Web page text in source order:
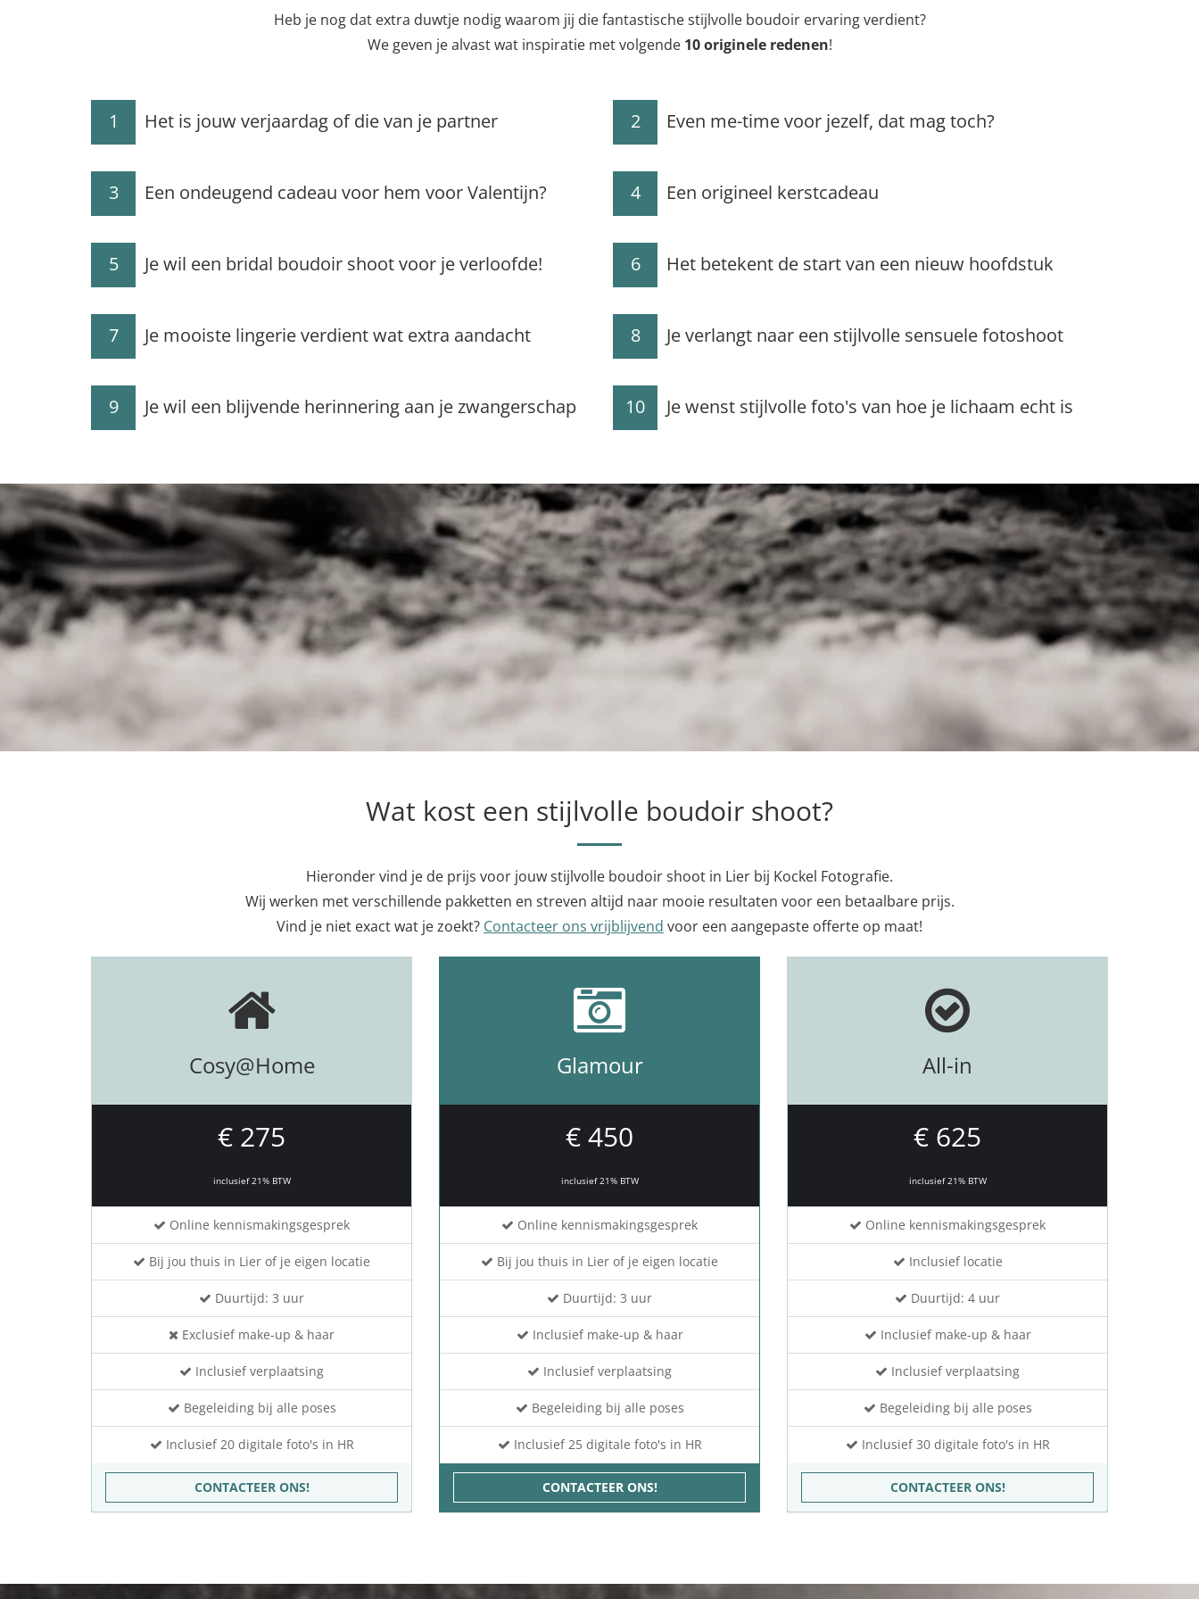
Heb je nog dat extra duwtje nodig waarom jij die fantastische stijlvolle boudoir ervaring verdient?
We geven je alvast wat inspiratie met volgende 10 originele redenen!
1 Het is jouw verjaardag of die van je partner 2 Even me-time voor jezelf, dat mag toch?
3 Een ondeugend cadeau voor hem voor Valentijn? 4 Een origineel kerstcadeau
5 Je wil een bridal boudoir shoot voor je verloofde! 6 Het betekent de start van een nieuw hoofdstuk
7 Je mooiste lingerie verdient wat extra aandacht 8 Je verlangt naar een stijlvolle sensuele fotoshoot
9 Je wil een blijvende herinnering aan je zwangerschap 10 Je wenst stijlvolle foto's van hoe je lichaam echt is
Wat kost een stijlvolle boudoir shoot?
Hieronder vind je de prijs voor jouw stijlvolle boudoir shoot in Lier bij Kockel Fotografie.
Wij werken met verschillende pakketten en streven altijd naar mooie resultaten voor een betaalbare prijs.
Vind je niet exact wat je zoekt? Contacteer ons vrijblijvend voor een aangepaste offerte op maat!
Cosy@Home
€ 275
inclusief 21% BTW
Online kennismakingsgesprek
Bij jou thuis in Lier of je eigen locatie
Duurtijd: 3 uur
Exclusief make-up & haar
Inclusief verplaatsing
Begeleiding bij alle poses
Inclusief 20 digitale foto's in HR
CONTACTEER ONS!
Glamour
€ 450
inclusief 21% BTW
Online kennismakingsgesprek
Bij jou thuis in Lier of je eigen locatie
Duurtijd: 3 uur
Inclusief make-up & haar
Inclusief verplaatsing
Begeleiding bij alle poses
Inclusief 25 digitale foto's in HR
CONTACTEER ONS!
All-in
€ 625
inclusief 21% BTW
Online kennismakingsgesprek
Inclusief locatie
Duurtijd: 4 uur
Inclusief make-up & haar
Inclusief verplaatsing
Begeleiding bij alle poses
Inclusief 30 digitale foto's in HR
CONTACTEER ONS!